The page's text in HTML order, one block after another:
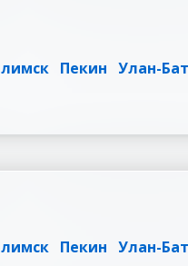
Пекин Улан-
Пекин Улан-